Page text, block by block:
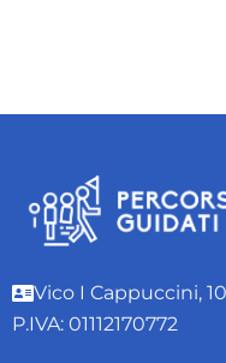
Vico I Cappuccini,
P.IVA: 01112170772